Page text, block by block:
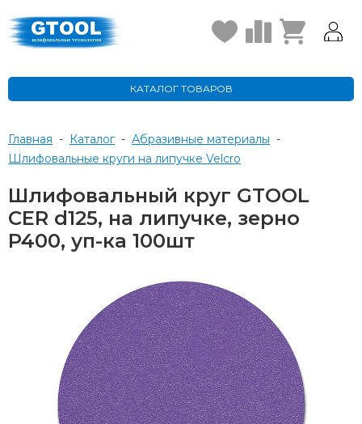
КАТАЛОГ ТОВАРОВ
Главная - Каталог - Абразивные материалы -
Шлифовальные круги на липучке Velcro
Шлифовальный круг GTOOL
CER d125, на липучке, зерно
P400, уп-ка 100шт